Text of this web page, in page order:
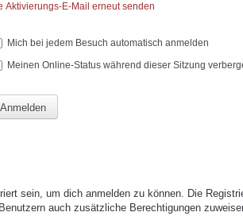
Aktivierungs-E-Mail erneut senden
Mich bei jedem Besuch automatisch anmelden
Meinen Online-Status während dieser Sitzung
sein, um dich anmelden zu können. Die
auch zusätzliche Berechtigungen